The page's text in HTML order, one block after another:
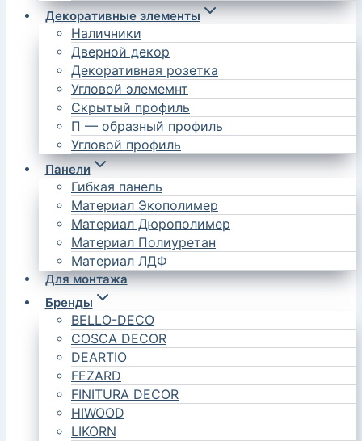
Декоративные элементы
Наличники
Дверной декор
Декоративная розетка
Угловой элемемнт
Скрытый профиль
П — образный профиль
Угловой профиль
Панели
Гибкая панель
Материал Экополимер
Материал Дюрополимер
Материал Полиуретан
Материал ЛДФ
Для монтажа
Бренды
BELLO-DECO
COSCA DECOR
DEARTIO
FEZARD
FINITURA DECOR
HIWOOD
LIKORN